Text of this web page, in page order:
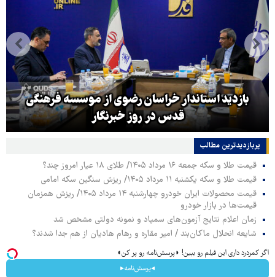
بازدید استاندار خراسان رضوی از موسسه فرهنگی
قدس در روز خبرنگار
پربازدیدترین‌ مطالب
قیمت طلا و سکه جمعه ۱۶ مرداد ۱۴۰۵/ طلای ۱۸ عیار امروز چند؟
قیمت طلا و سکه یکشنبه ۱۱ مرداد ۱۴۰۵/ ریزش سنگین سکه امامی
قیمت محصولات ایران خودرو چهارشنبه ۱۴ مرداد ۱۴۰۵/ ریزش همزمان
قیمت‌ها در بازار خودرو
زمان اعلام نتایج آزمون‌های سمپاد و نمونه دولتی مشخص شد
شایعه انحلال ماکان‌بند / امیر مقاره و رهام هادیان از هم جدا شدند؟
اگر کمردرد داری این فیلم رو ببین! ◗پرسش‌نامه رو پر کن◖
◂پرسش‌نامه▸